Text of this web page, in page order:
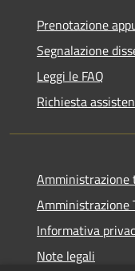
Prenotazione
Segnalazione
Leggi le FAQ
Richiesta
Amministrazione
Amministrazione
Informativa
Note legali